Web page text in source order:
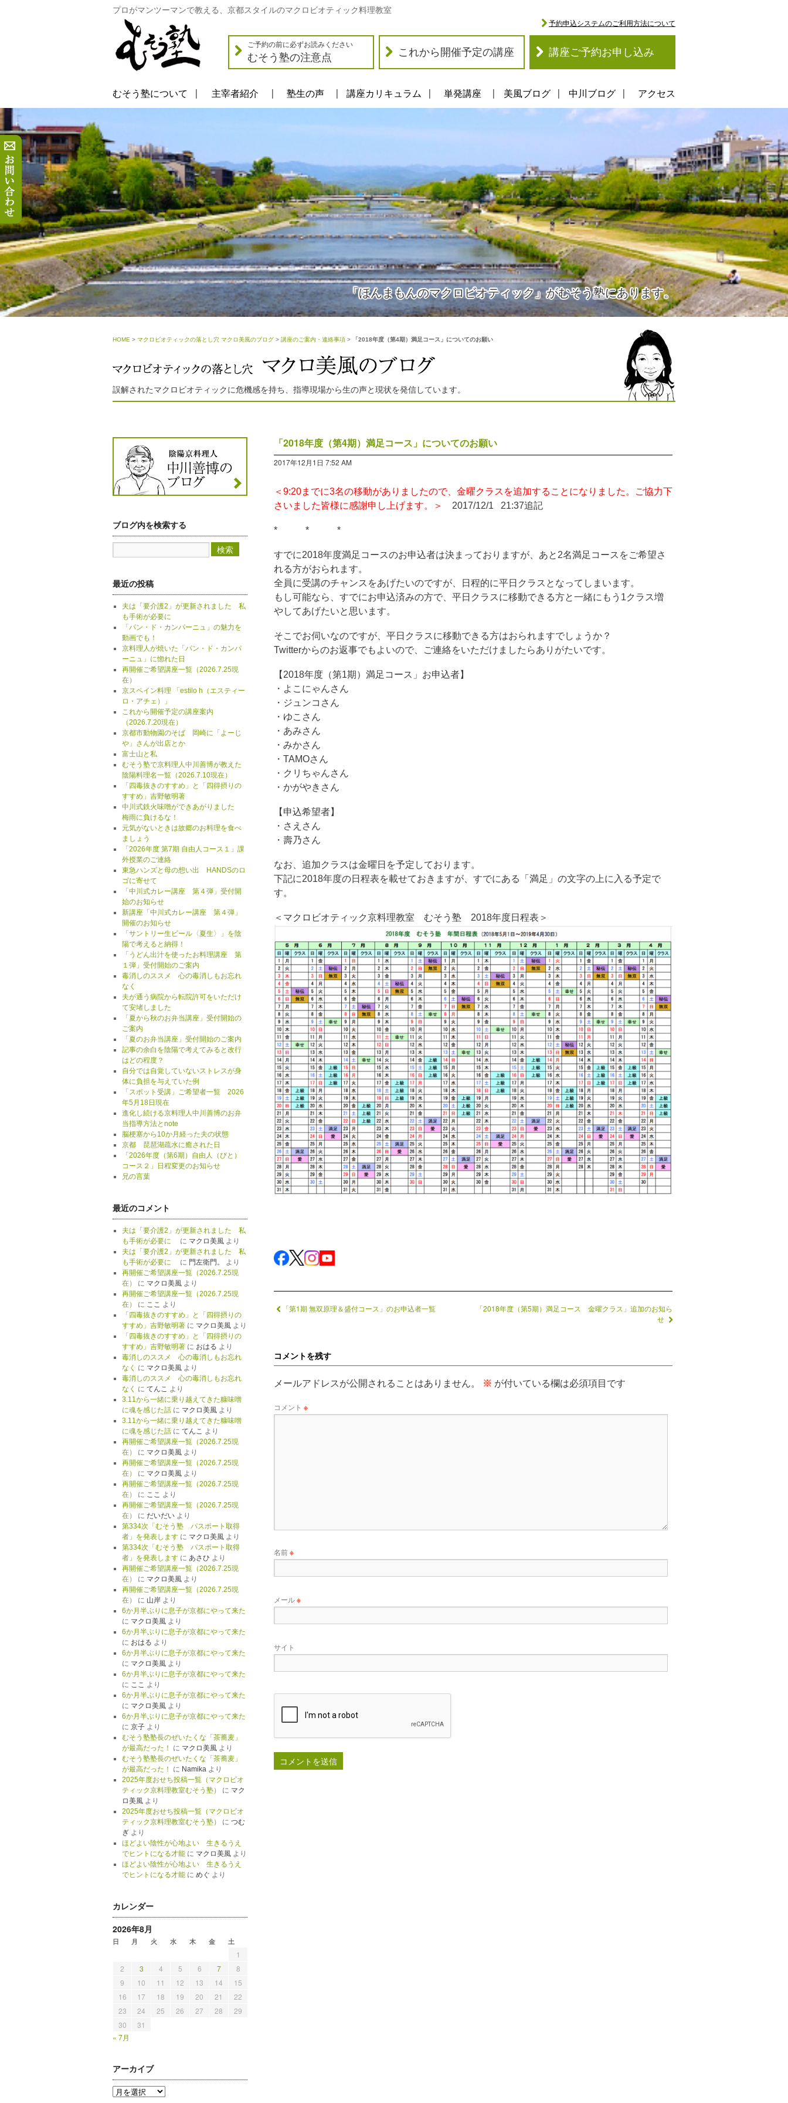
プロがマンツーマンで教える、京都スタイルのマクロビオティック料理教室
ご予約の前に必ずお読みください
むそう塾の注意点 これから開催予定の講座 講座ご予約お申し込み
予約申込システムのご利用方法について
むそう塾について 主宰者紹介 塾生の声 講座カリキュラム 単発講座 美風ブログ 中川ブログ アクセス
「ほんまもんのマクロビオティック」がむそう塾にあります。
HOME > マクロビオティックの落とし穴 マクロ美風のブログ > 講座のご案内・連絡事項 > 「2018年度（第4期）満足コース」についてのお願い
誤解されたマクロビオティックに危機感を持ち、指導現場から生の声と現状を発信しています。
「2018年度（第4期）満足コース」についてのお願い
2017年12月1日 7:52 AM
＜9:20までに3名の移動がありましたので、金曜クラスを追加することになりました。ご協力下
さいました皆様に感謝申し上げます。＞
2017/12/1 21:37追記
* * *
すでに2018年度満足コースのお申込者は決まっておりますが、あと2名満足コースをご希望さ
れる方がおられます。
全員に受講のチャンスをあげたいのですが、日程的に平日クラスとなってしまいます。
もし可能なら、すでにお申込済みの方で、平日クラスに移動できる方と一緒にもう1クラス増
やしてあげたいと思います。
そこでお伺いなのですが、平日クラスに移動できる方はおられますでしょうか？
Twitterからのお返事でもよいので、ご連絡をいただけましたらありがたいです。
【2018年度（第1期）満足コース」お申込者】
・よこにゃんさん
・ジュンコさん
・ゆこさん
・あみさん
・みかさん
・TAMOさん
・クリちゃんさん
・かがやきさん
【申込希望者】
・さえさん
・壽乃さん
なお、追加クラスは金曜日を予定しております。
下記に2018年度の日程表を載せておきますが、すでにある「満足」の文字の上に入る予定で
す。
＜マクロビオティック京料理教室 むそう塾 2018年度日程表＞
「第1期 無双原理＆盛付コース」のお申込者一覧
「2018年度（第5期）満足コース 金曜クラス」追加のお知ら
せ
コメントを残す
メールアドレスが公開されることはありません。 ※ が付いている欄は必須項目です
コメント ※
名前※
メール※
サイト
ブログ内を検索する
最近の投稿
夫は「要介護2」が更新されました 私
も手術が必要に
「パン・ド・カンパーニュ」の魅力を
動画でも！
京料理人が焼いた「パン・ド・カンパ
ーニュ」に惚れた日
再開催ご希望講座一覧（2026.7.25現
在）
京スペイン料理 「estilo h（エスティー
ロ・アチェ）」
これから開催予定の講座案内
（2026.7.20現在）
京都市動物園のそば 岡崎に「よーじ
や」さんが出店とか
富士山と私
むそう塾で京料理人中川善博が教えた
陰陽料理名一覧（2026.7.10現在）
「四毒抜きのすすめ」と「四得摂りの
すすめ」吉野敏明著
中川式鉄火味噌ができあがりました
梅雨に負けるな！
元気がないときは故郷のお料理を食べ
ましょう
「2026年度 第7期 自由人コース１」課
外授業のご連絡
東急ハンズと母の想い出 HANDSのロ
ゴに寄せて
「中川式カレー講座 第４弾」受付開
始のお知らせ
新講座「中川式カレー講座 第４弾」
開催のお知らせ
「サントリー生ビール〈夏生〉」を陰
陽で考えると納得！
「うどん出汁を使ったお料理講座 第
１弾」受付開始のご案内
毒消しのススメ 心の毒消しもお忘れ
なく
夫が通う病院から転院許可をいただけ
て安堵しました
「夏から秋のお弁当講座」受付開始の
ご案内
「夏のお弁当講座」受付開始のご案内
記事の余白を陰陽で考えてみると改行
はどの程度？
自分では自覚していないストレスが身
体に負担を与えていた例
「スポット受講」ご希望者一覧 2026
年5月18日現在
進化し続ける京料理人中川善博のお弁
当指導方法とnote
脳梗塞から10か月経った夫の状態
京都 琵琶湖疏水に癒された日
「2026年度（第6期）自由人（びと）
コース２」日程変更のお知らせ
兄の言葉
最近のコメント
夫は「要介護2」が更新されました 私
も手術が必要に
に マクロ美風より
夫は「要介護2」が更新されました 私
も手術が必要に
に 門左衛門。
より
再開催ご希望講座一覧（2026.7.25現
在）
に マクロ美風より
再開催ご希望講座一覧（2026.7.25現
在）
に ここ より
「四毒抜きのすすめ」と「四得摂りの
すすめ」吉野敏明著に マクロ美風より
「四毒抜きのすすめ」と「四得摂りの
すすめ」吉野敏明著に おはる より
毒消しのススメ 心の毒消しもお忘れ
なく に マクロ美風より
毒消しのススメ 心の毒消しもお忘れ
なく に てんこ より
3.11から一緒に乗り越えてきた糠味噌
に魂を感じた話に マクロ美風より
3.11から一緒に乗り越えてきた糠味噌
に魂を感じた話に てんこ より
再開催ご希望講座一覧（2026.7.25現
在）
に マクロ美風より
再開催ご希望講座一覧（2026.7.25現
在）
に マクロ美風より
再開催ご希望講座一覧（2026.7.25現
在）
に ここ より
再開催ご希望講座一覧（2026.7.25現
在）
に だいだいより
第334次「むそう塾 パスポート取得
者」を発表しますに マクロ美風より
第334次「むそう塾 パスポート取得
者」を発表しますに あさひ より
再開催ご希望講座一覧（2026.7.25現
在）
に マクロ美風より
再開催ご希望講座一覧（2026.7.25現
在）
に 山岸より
6か月半ぶりに息子が京都にやって来た
に マクロ美風より
6か月半ぶりに息子が京都にやって来た
に おはる より
6か月半ぶりに息子が京都にやって来た
に マクロ美風より
6か月半ぶりに息子が京都にやって来た
に ここ より
6か月半ぶりに息子が京都にやって来た
に マクロ美風より
6か月半ぶりに息子が京都にやって来た
に 京子より
むそう塾塾長のぜいたくな「茶蕎麦」
が最高だった！
に マクロ美風より
むそう塾塾長のぜいたくな「茶蕎麦」
が最高だった！
に Namikaより
2025年度おせち投稿一覧（マクロビオ
ティック京料理教室むそう塾）
に マク
ロ美風より
2025年度おせち投稿一覧（マクロビオ
ティック京料理教室むそう塾）
に つむ
ぎより
ほどよい陰性が心地よい 生きるうえ
でヒントになる才能に マクロ美風より
ほどよい陰性が心地よい 生きるうえ
でヒントになる才能に めぐ より
カレンダー
2026年8月
日 月 火 水 木 金 土
1
2
3 4 5 6 7
8
9
10 11 12 13 14
15
16
17 18 19 20 21
22
23
24 25 26 27 28
29
30
31
« 7月
アーカイブ
ア